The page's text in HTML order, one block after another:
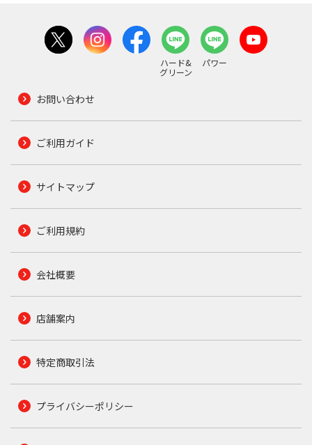
ハード&
グリーン
パワー
お問い合わせ
ご利用ガイド
サイトマップ
ご利用規約
会社概要
店舗案内
特定商取引法
プライバシーポリシー